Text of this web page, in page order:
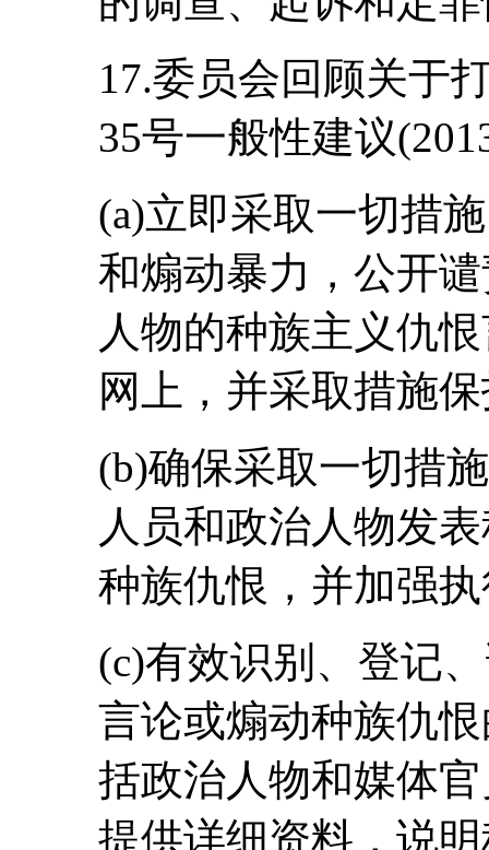
17.委员会回顾关于
35号一般性建议
(a)立即采取一切措
和煽动暴力，公开
人物的种族主义仇
网上，并采取措施
(b)确保采取一切措
人员和政治人物发
种族仇恨，并加强
(c)有效识别、登记
言论或煽动种族仇
括政治人物和媒体
提供详细资料，说